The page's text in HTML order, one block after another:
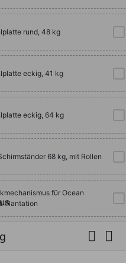
Nautical
Teakrund, 48 kg
eckig, 41 kg
eckig, 64 kg
68 kg, mit Rollen
für Ocean
Plantation
 